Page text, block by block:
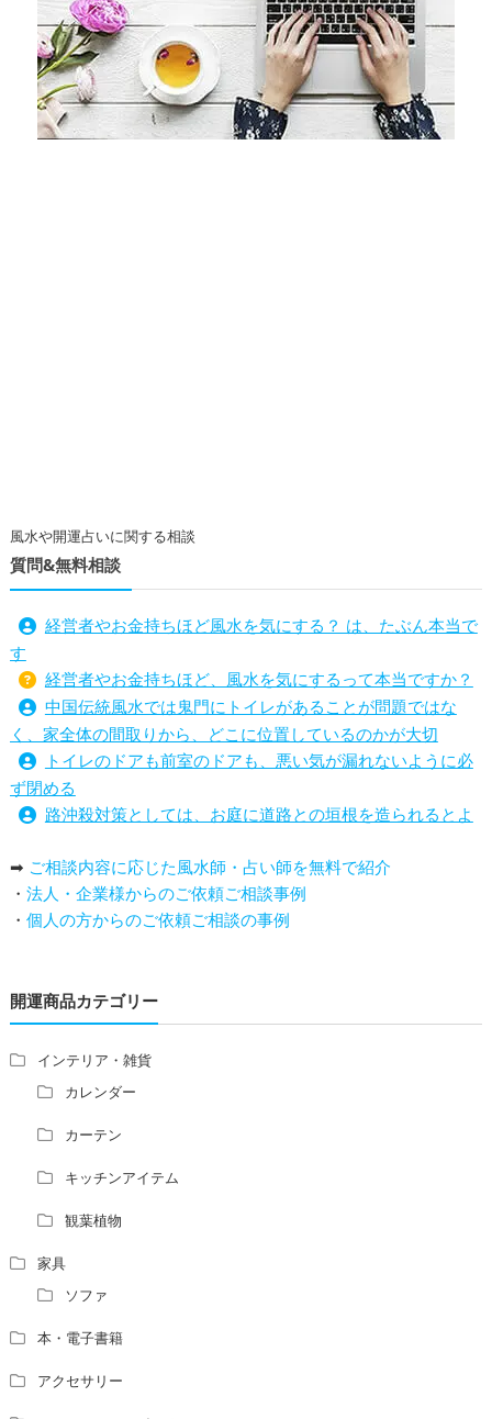
風水や開運占いに関する相談
質問&無料相談
経営者やお金持ちほど風水を気にする？ は、たぶん本当で
す
経営者やお金持ちほど、風水を気にするって本当ですか？
中国伝統風水では鬼門にトイレがあることが問題ではな
く、家全体の間取りから、どこに位置しているのかが大切
トイレのドアも前室のドアも、悪い気が漏れないように必
ず閉める
路沖殺対策としては、お庭に道路との垣根を造られるとよ
庭を広げると路沖殺（ろちゅうさつ）は防げますか？
トイレ前室のドアの開け閉めについて
増築して家相の中心軸が変わると、鬼門の方角にあるトイ
占い師さんは、幽霊を見たことがありますか？
家相風水の診断・鑑定料金や相場について
家相・風水の鑑定料金の相場が知りたい。
風水の流派について教えてください。
風水師になるには、どんな勉強をすればいいですか？
➡ ご相談内容に応じた風水師・占い師を無料で紹介
・ 法人・企業様からのご依頼ご相談事例
・ 個人の方からのご依頼ご相談の事例
開運商品カテゴリー
インテリア・雑貨
カレンダー
カーテン
キッチンアイテム
観葉植物
家具
ソファ
本・電子書籍
アクセサリー